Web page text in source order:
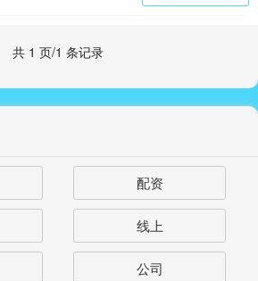
共 1 页/1 条记录
配资
线上
公司